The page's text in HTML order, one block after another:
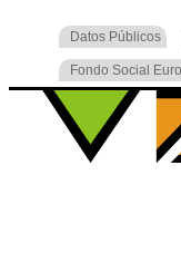
Datos Públicos
Fondo Social